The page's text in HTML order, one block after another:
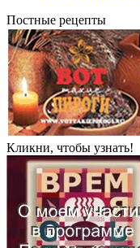
Постные рецепты
Кликни, чтобы узнать!